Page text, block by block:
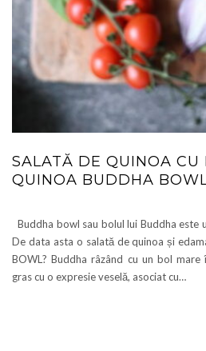
SALATĂ DE QUINOA
QUINOA BUDDHA
Buddha bowl sau bolul lui Buddha este
De data asta o salată de quinoa și
BOWL? Buddha râzând cu un bol
gras cu o expresie veselă, asociat cu…